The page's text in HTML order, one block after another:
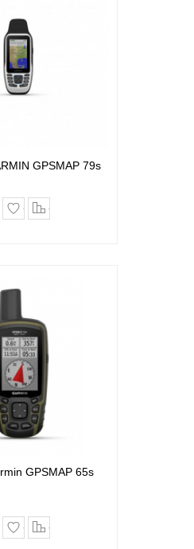
GPSMAP 79s
в закладки
GPSMAP 65s
в закладки